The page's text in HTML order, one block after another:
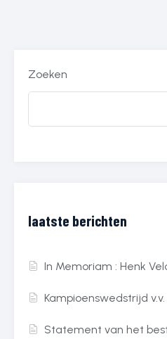
Zoeken
laatste berichten
In Memoriam : Henk
Kampioenswedstrijd
Statement van het